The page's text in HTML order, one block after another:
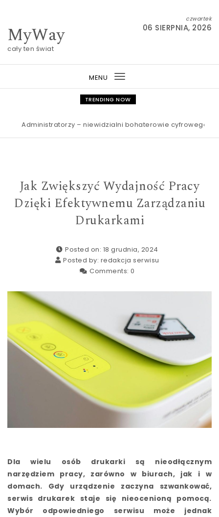
MyWay
cały ten świat
czwartek
06 SIERPNIA, 2026
MENU
Toggle
navigation
TRENDING NOW
Administratorzy – niewidzialni bohaterowie cyfrowego świata
Jak Zwiększyć Wydajność Pracy
Dzięki Efektywnemu Zarządzaniu
Drukarkami
Posted on: 18 grudnia, 2024
Posted by: redakcja serwisu
Comments: 0
Dla wielu osób drukarki są nieodłącznym
narzędziem pracy, zarówno w biurach, jak i w
domach. Gdy urządzenie zaczyna szwankować,
serwis drukarek staje się nieocenioną pomocą.
Wybór odpowiedniego serwisu może jednak